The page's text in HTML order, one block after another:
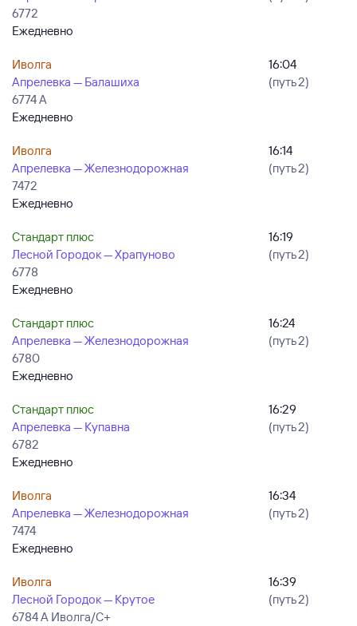
6772
Ежедневно
Иволга
Апрелевка — Балашиха
6774 А
Ежедневно
16:04
(путь 2)
Иволга
Апрелевка — Железнодорожная
7472
Ежедневно
16:14
(путь 2)
Стандарт плюс
Лесной Городок — Храпуново
6778
Ежедневно
16:19
(путь 2)
Стандарт плюс
Апрелевка — Железнодорожная
6780
Ежедневно
16:24
(путь 2)
Стандарт плюс
Апрелевка — Купавна
6782
Ежедневно
16:29
(путь 2)
Иволга
Апрелевка — Железнодорожная
7474
Ежедневно
16:34
(путь 2)
Иволга
Лесной Городок — Крутое
6784 А Иволга/С+
16:39
(путь 2)